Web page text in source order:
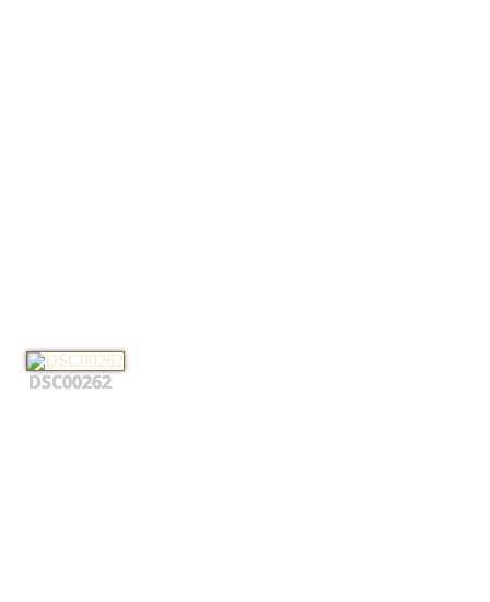
DSC00262